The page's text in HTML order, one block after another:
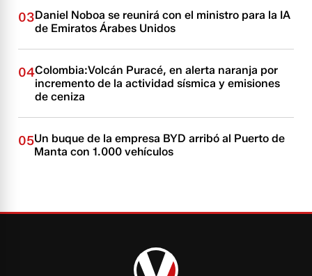
03Daniel Noboa se reunirá con el ministro para la IA
de Emiratos Árabes Unidos
04Colombia:Volcán Puracé, en alerta naranja por
incremento de la actividad sísmica y emisiones
de ceniza
05Un buque de la empresa BYD arribó al Puerto de
Manta con 1.000 vehículos